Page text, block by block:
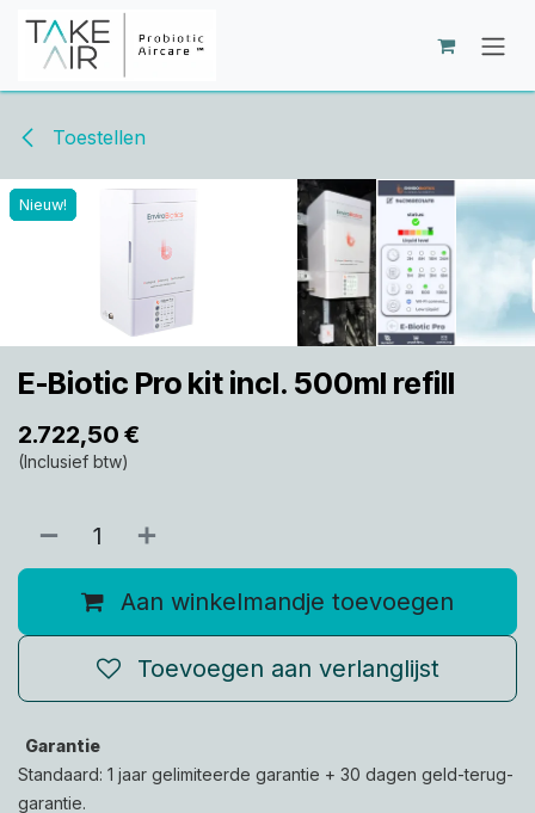
Overslaan naar inhoud
Toestellen
Nieuw!
Nieuw!
Nieuw!
Nieuw!
Nieuw!
E-Biotic Pro kit incl. 500ml refill
2.722,50 €
(Inclusief btw)
Aan winkelmandje toevoegen
Toevoegen aan verlanglijst
Garantie
Standaard: 1 jaar gelimiteerde garantie + 30 dagen geld-terug-
garantie.